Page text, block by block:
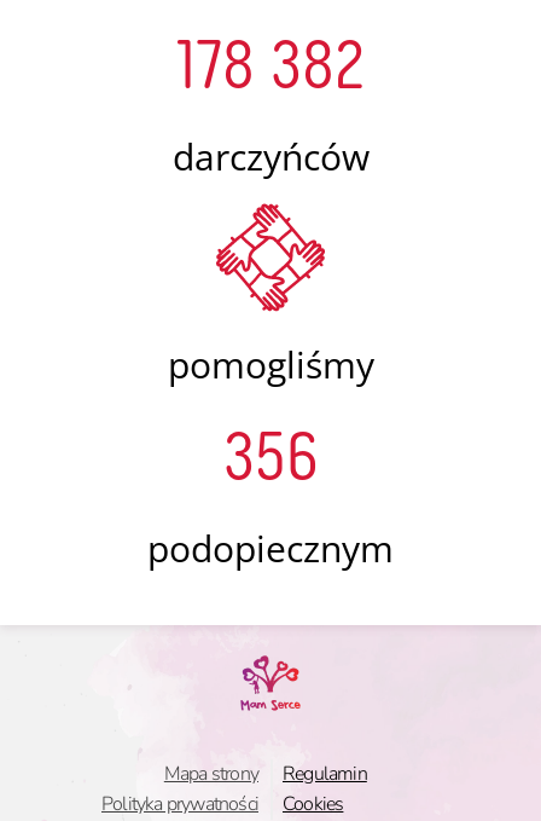
178 382
darczyńców
pomogliśmy
356
podopiecznym
Mapa strony
Polityka prywatności
Regulamin
Cookies